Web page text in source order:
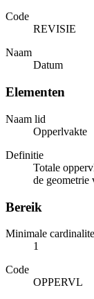
Code
REVISIE
Naam
Datum
Elementen
Naam lid
Opperlvakte
Definitie
Totale
de geometrie
Bereik
Minimale
1
Code
OPPERVL